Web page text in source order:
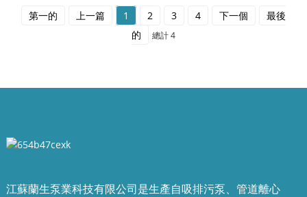
第一的 上一篇 1 2 3 4 下一個
最後
的
總計 4
江蘇蘭生泵業科技有限公司是生產自吸排污泵、管道離心